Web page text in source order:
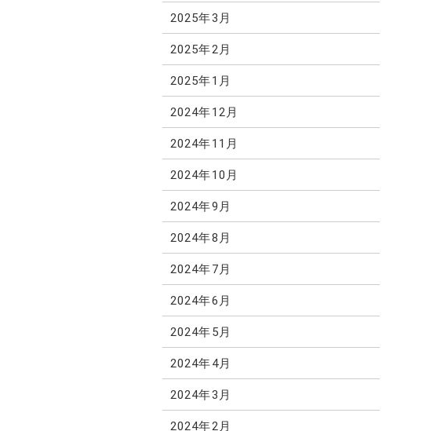
2025年3月
2025年2月
2025年1月
2024年12月
2024年11月
2024年10月
2024年9月
2024年8月
2024年7月
2024年6月
2024年5月
2024年4月
2024年3月
2024年2月